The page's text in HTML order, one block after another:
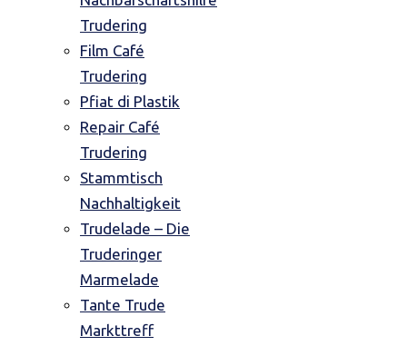
Trudering
Film Café
Trudering
Pfiat di Plastik
Repair Café
Trudering
Stammtisch
Nachhaltigkeit
Trudelade – Die
Truderinger
Marmelade
Tante Trude
Markttreff